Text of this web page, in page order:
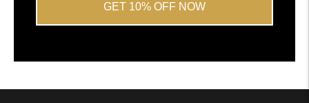
GET 10% OFF NOW